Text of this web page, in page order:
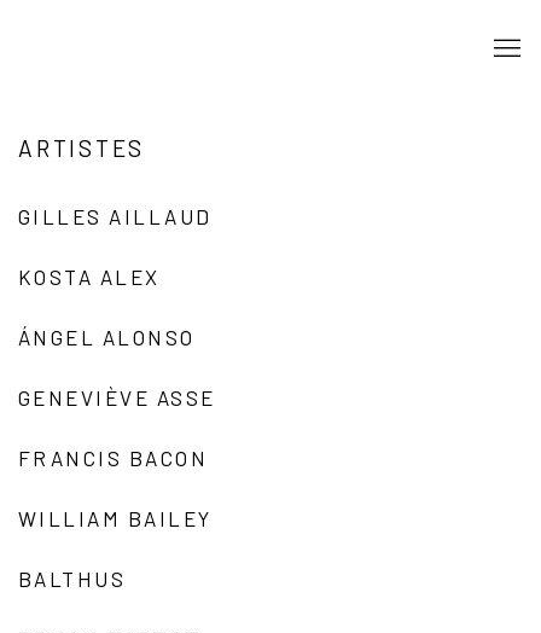
ARTISTES
GILLES AILLAUD
KOSTA ALEX
ÁNGEL ALONSO
GENEVIÈVE ASSE
FRANCIS BACON
WILLIAM BAILEY
BALTHUS